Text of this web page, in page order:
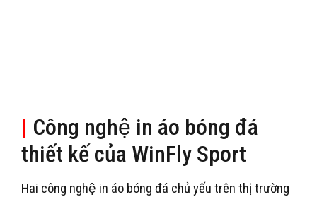
| Công nghệ in áo bóng đá
thiết kế của WinFly Sport
Hai công nghệ in áo bóng đá chủ yếu trên thị trường